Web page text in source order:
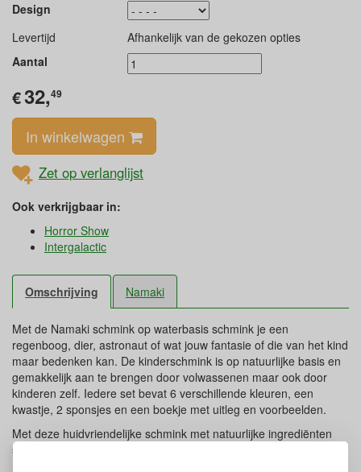
Design
Levertijd
Afhankelijk van de gekozen opties
Aantal
€32,49
In winkelwagen
Zet op verlanglijst
Ook verkrijgbaar in:
Horror Show
Intergalactic
Omschrijving Namaki
Met de Namaki schmink op waterbasis schmink je een
regenboog, dier, astronaut of wat jouw fantasie of die van het kind
maar bedenken kan. De kinderschmink is op natuurlijke basis en
gemakkelijk aan te brengen door volwassenen maar ook door
kinderen zelf. Iedere set bevat 6 verschillende kleuren, een
kwastje, 2 sponsjes en een boekje met uitleg en voorbeelden.
Met deze huidvriendelijke schmink met natuurlijke ingrediënten
schmink je jouw kind nauwkeurig en veilig want deze is vrij van